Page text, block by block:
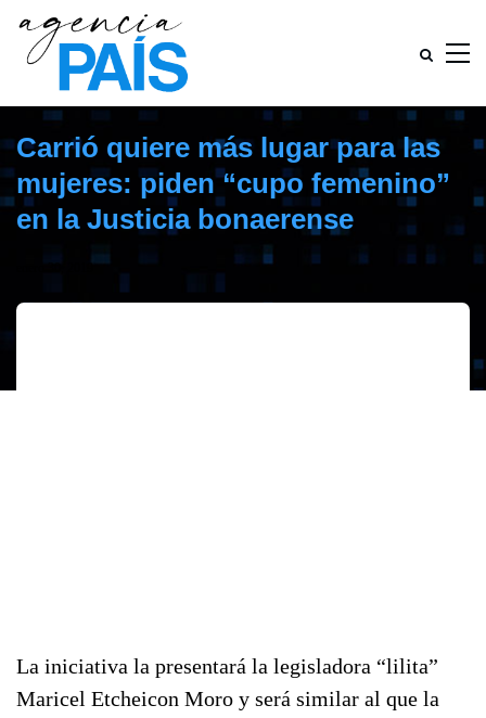
Carrió quiere más lugar para las
mujeres: piden “cupo femenino”
en la Justicia bonaerense
La iniciativa la presentará la legisladora “lilita”
Maricel Etcheicon Moro y será similar al que la